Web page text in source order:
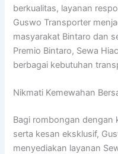
berkualitas, layanan
Guswo Transporter
masyarakat Bintaro dan
Premio Bintaro, Sewa
berbagai kebutuhan
Nikmati Kemewahan
Bagi rombongan dengan
serta kesan eksklusif,
menyediakan layanan